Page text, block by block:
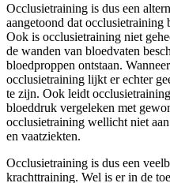
Occlusietraining is dus een
aangetoond dat occlusietraining
Ook is occlusietraining niet
de wanden van bloedvaten
bloedproppen ontstaan.
occlusietraining lijkt er echter
te zijn. Ook leidt
bloeddruk vergeleken met
occlusietraining wellicht niet
en vaatziekten.
Occlusietraining is dus een
krachttraining. Wel is er in de